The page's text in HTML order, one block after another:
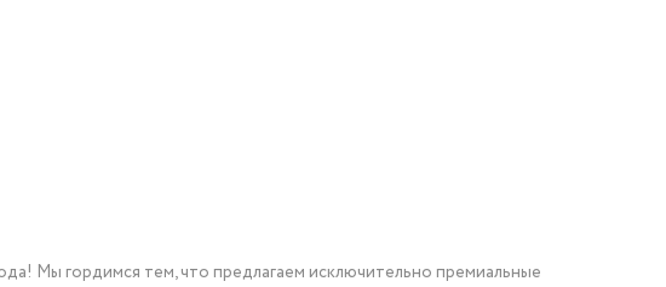
Мы гордимся тем, что предлагаем исключительно премиальные